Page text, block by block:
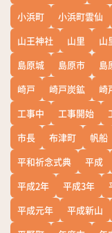
小浜町 小浜町雲仙
山王神社
山里 山
島原城
島原市 島
崎戸
崎戸炭鉱 崎
工事中
工事開始
市長
布津町 帆船
平和祈念式典
平成
平成2年
平成3年
平成元年
平成新山